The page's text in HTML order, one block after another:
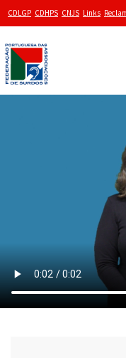
CDLGP CDHPS CNJS Links